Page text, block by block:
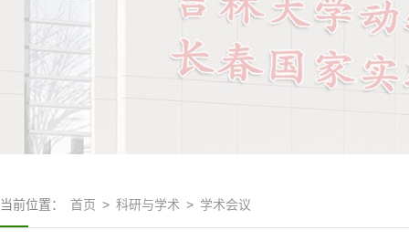
当前位置： 首页 > 科研与学术 > 学术会议